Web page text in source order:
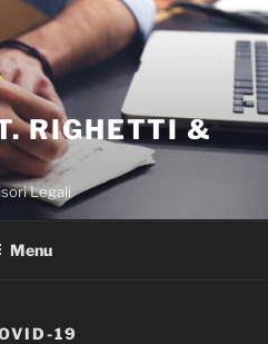
RIGHETTI &
Legali
Menu
19